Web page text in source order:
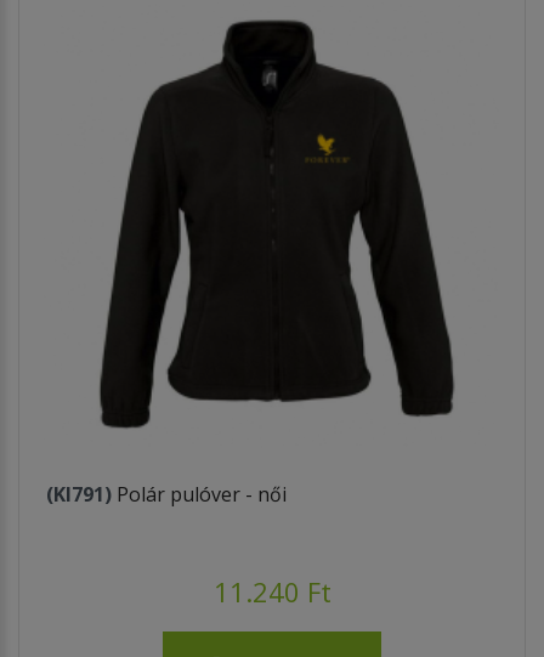
(KI791) Polár pulóver - női
11.240 Ft